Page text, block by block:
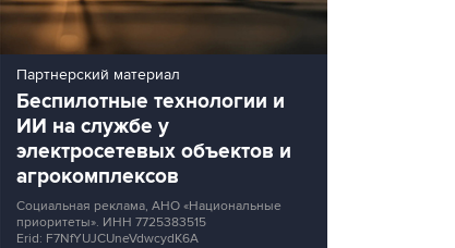
Партнерский материал
Беспилотные технологии и
ИИ на службе у
электросетевых объектов и
агрокомплексов
Социальная реклама, АНО «Национальные
приоритеты». ИНН 7725383515
Erid: F7NfYUJCUneVdwcydK6A